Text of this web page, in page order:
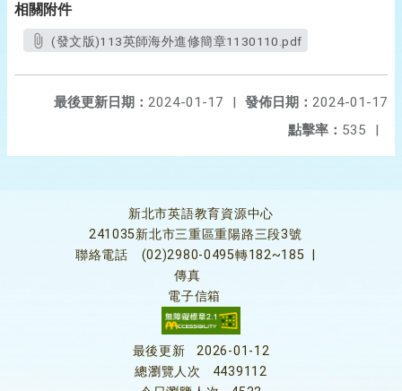
相關附件
(發文版)113英師海外進修簡章1130110.pdf
發佈日期： 2024-01-17
最後更新日期： 2024-01-17
|
點擊率： 535 |
新北市英語教育資源中心
241035新北市三重區重陽路三段3號
聯絡電話
(02)2980-0495轉182~185
傳真
電子信箱
最後更新
2026-01-12
總瀏覽人次
4439112